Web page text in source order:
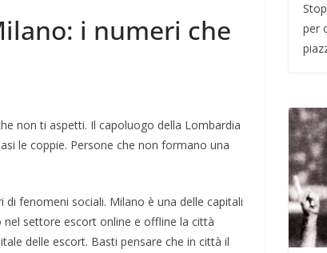
i numeri che
non ti aspetti. Il capoluogo della Lombardia
le coppie. Persone che non formano una
fenomeni sociali. Milano è una delle capitali
settore escort online e offline la città
delle escort. Basti pensare che in città il
per